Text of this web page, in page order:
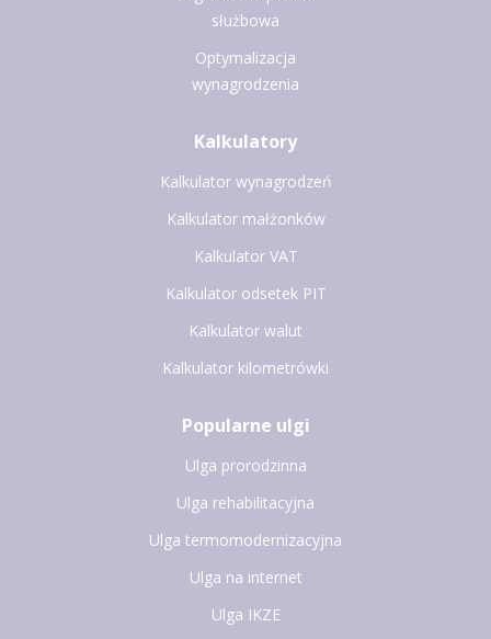
służbowa
Optymalizacja
wynagrodzenia
Kalkulatory
Kalkulator wynagrodzeń
Kalkulator małżonków
Kalkulator VAT
Kalkulator odsetek PIT
Kalkulator walut
Kalkulator kilometrówki
Popularne ulgi
Ulga prorodzinna
Ulga rehabilitacyjna
Ulga termomodernizacyjna
Ulga na internet
Ulga IKZE